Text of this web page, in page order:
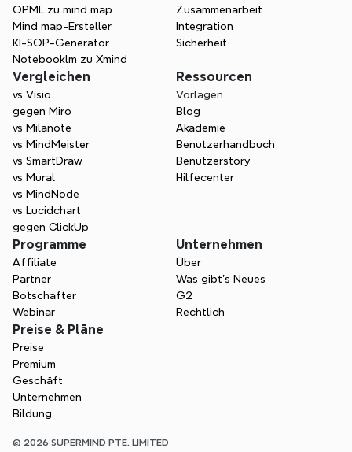
Einstieg und überspringen Sie das leere Blatt.
OPML zu mind map
Mind map-Ersteller
KI-SOP-Generator
Notebooklm zu Xmind
Zusammenarbeit
Integration
Sicherheit
Vergleichen
vs Visio
gegen Miro
vs Milanote
vs MindMeister
vs SmartDraw
vs Mural
vs MindNode
vs Lucidchart
gegen ClickUp
Ressourcen
Vorlagen
Blog
Akademie
Benutzerhandbuch
Benutzerstory
Hilfecenter
Programme
Affiliate
Partner
Botschafter
Webinar
Unternehmen
Über
Was gibt's Neues
G2
Rechtlich
Preise & Pläne
Preise
Premium
Geschäft
Unternehmen
Bildung
© 2026 SUPERMIND PTE. LIMITED